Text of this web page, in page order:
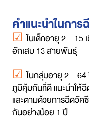
คำแนะนำในกา
☑ ในเด็กอายุ 2 – 15
อักเสบ 13 สายพันธุ์
☑ ในกลุ่มอายุ 2 –
ภูมิคุ้มกันที่ดี แนะนำให้
และตามด้วยการฉีดวัค
กันอย่างน้อย 1 ปี